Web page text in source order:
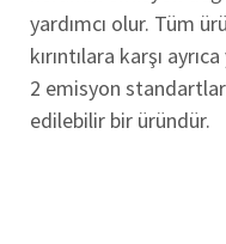
yardımcı olur. Tüm
kırıntılara karşı
2 emisyon
edilebilir bir üründür.